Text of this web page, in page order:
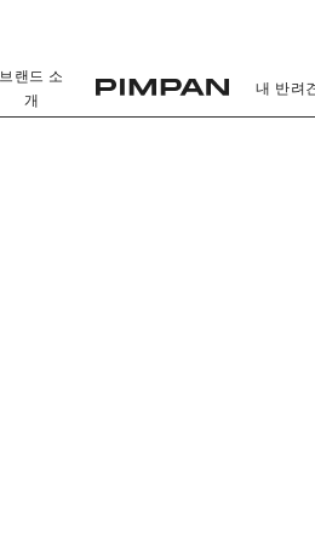
브랜드 소
개
내 반려